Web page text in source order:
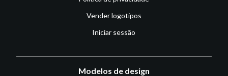
Vender logotipos
Iniciar sessão
Modelos de design